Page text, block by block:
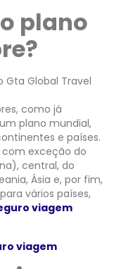
plano
como já
plano mundial,
e países.
com exceção do
central, do
Ásia e, por fim,
vários países,
viagem
viagem